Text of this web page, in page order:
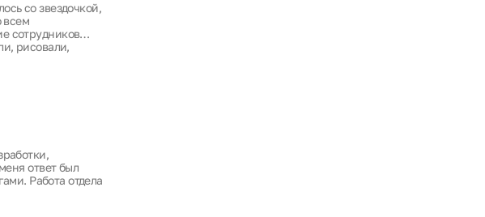
со звездочкой,
всем
сотрудников…
рисовали,
ответ был
Работа отдела